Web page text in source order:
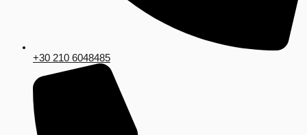
+30 210 6048485